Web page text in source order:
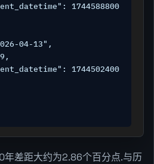
1744588800
04-13",
1744502400
年差距大约为2.86个百分点.与历